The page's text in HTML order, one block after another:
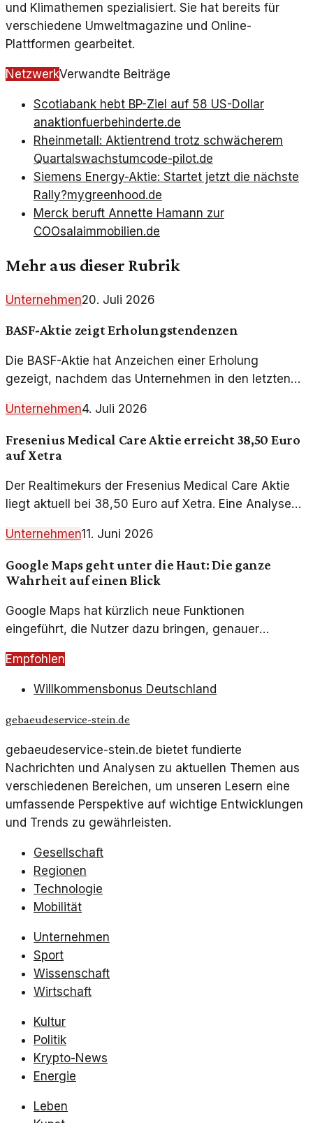
und Klimathemen spezialisiert. Sie hat bereits für
verschiedene Umweltmagazine und Online-
Plattformen gearbeitet.
NetzwerkVerwandte Beiträge
Scotiabank hebt BP-Ziel auf 58 US-Dollar
anaktionfuerbehinderte.de
Rheinmetall: Aktientrend trotz schwächerem
Quartalswachstumcode-pilot.de
Siemens Energy-Aktie: Startet jetzt die nächste
Rally?mygreenhood.de
Merck beruft Annette Hamann zur
COOsalaimmobilien.de
Mehr aus dieser Rubrik
Unternehmen20. Juli 2026
BASF-Aktie zeigt Erholungstendenzen
Die BASF-Aktie hat Anzeichen einer Erholung
gezeigt, nachdem das Unternehmen in den letzten
Blick auf die Ursachen und die Entwicklungen.
Unternehmen4. Juli 2026
Fresenius Medical Care Aktie erreicht 38,50 Euro
auf Xetra
Der Realtimekurs der Fresenius Medical Care Aktie
liegt aktuell bei 38,50 Euro auf Xetra. Eine Analyse
Unternehmensentwicklung ist wichtig für Investoren.
Unternehmen11. Juni 2026
Google Maps geht unter die Haut: Die ganze
Wahrheit auf einen Blick
Google Maps hat kürzlich neue Funktionen
eingeführt, die Nutzer dazu bringen, genauer
Weise, wie wir uns orientieren, revolutionieren.
Empfohlen
Willkommensbonus Deutschland
gebaeudeservice-stein.de
gebaeudeservice-stein.de bietet fundierte
Nachrichten und Analysen zu aktuellen Themen aus
verschiedenen Bereichen, um unseren Lesern eine
umfassende Perspektive auf wichtige Entwicklungen
und Trends zu gewährleisten.
Gesellschaft
Regionen
Technologie
Mobilität
Unternehmen
Sport
Wissenschaft
Wirtschaft
Kultur
Politik
Krypto-News
Energie
Leben